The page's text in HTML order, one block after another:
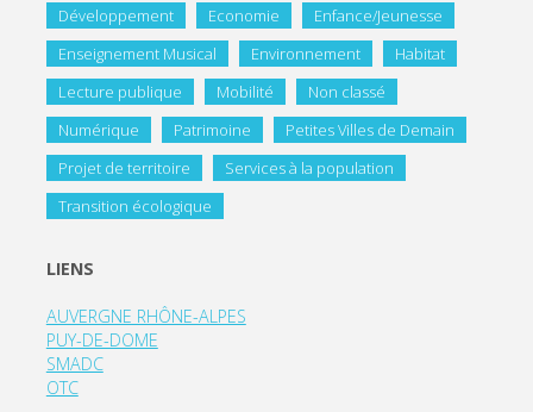
Développement
Economie
Enfance/Jeunesse
Enseignement Musical
Environnement
Habitat
Lecture publique
Mobilité
Non classé
Numérique
Patrimoine
Petites Villes de Demain
Projet de territoire
Services à la population
Transition écologique
LIENS
AUVERGNE RHÔNE-ALPES
PUY-DE-DOME
SMADC
OTC